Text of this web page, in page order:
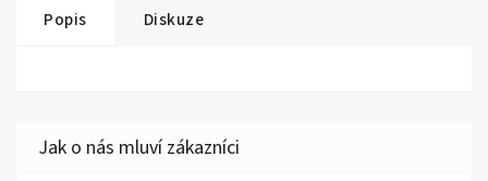
Popis Diskuze